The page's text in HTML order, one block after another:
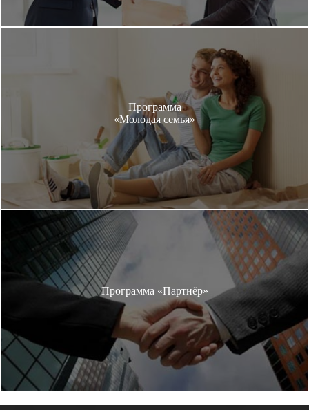
Программа
«Молодая семья»
Программа «Партнёр»